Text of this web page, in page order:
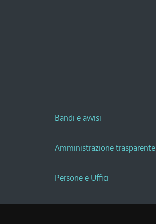
Bandi e avvisi
Amministrazione trasparente
Persone e Uffici
Sala Tiziano Tessitori